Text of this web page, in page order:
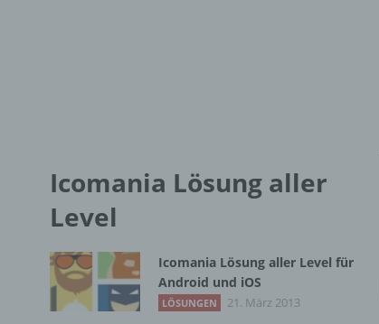
Icomania Lösung aller
Level
Icomania Lösung aller Level für
Android und iOS
LÖSUNGEN 21. März 2013